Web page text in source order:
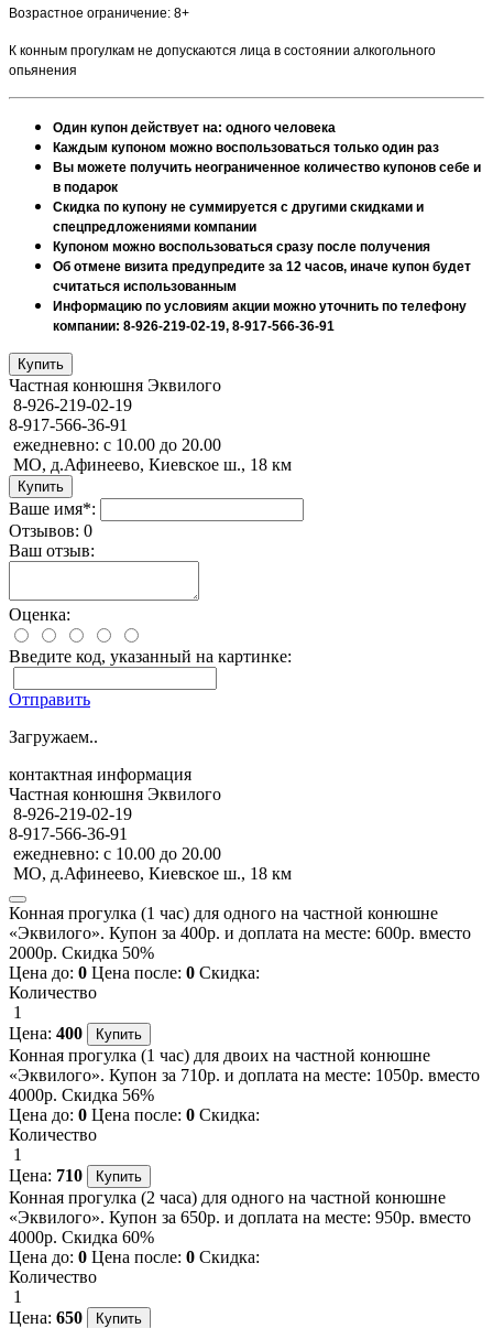
Возрастное ограничение: 8+
К конным прогулкам не допускаются лица в состоянии алкогольного
опьянения
Один купон действует на: одного человека
Каждым купоном можно воспользоваться только один раз
Вы можете получить неограниченное количество купонов себе и
в подарок
Скидка по купону не суммируется с другими скидками и
спецпредложениями компании
Купоном можно воспользоваться сразу после получения
Об отмене визита предупредите за 12 часов, иначе купон будет
считаться использованным
Информацию по условиям акции можно уточнить по телефону
компании: 8-926-219-02-19, 8-917-566-36-91
Частная конюшня Эквилого
8-926-219-02-19
8-917-566-36-91
ежедневно: с 10.00 до 20.00
МО, д.Афинеево, Киевское ш., 18 км
Ваше имя*:
Отзывов: 0
Ваш отзыв:
Оценка:
Введите код, указанный на картинке:
Отправить
Загружаем..
контактная информация
Частная конюшня Эквилого
8-926-219-02-19
8-917-566-36-91
ежедневно: с 10.00 до 20.00
МО, д.Афинеево, Киевское ш., 18 км
Конная прогулка (1 час) для одного на частной конюшне
«Эквилого». Купон за 400р. и доплата на месте: 600р. вместо
2000р. Скидка 50%
Цена до: 0 Цена после: 0 Скидка:
Количество
1
Цена: 400
Конная прогулка (1 час) для двоих на частной конюшне
«Эквилого». Купон за 710р. и доплата на месте: 1050р. вместо
4000р. Скидка 56%
Цена до: 0 Цена после: 0 Скидка:
Количество
1
Цена: 710
Конная прогулка (2 часа) для одного на частной конюшне
«Эквилого». Купон за 650р. и доплата на месте: 950р. вместо
4000р. Скидка 60%
Цена до: 0 Цена после: 0 Скидка:
Количество
1
Цена: 650